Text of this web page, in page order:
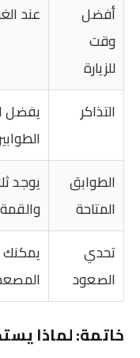
أفضل
وقت
للزيارة
عند
التذاكر
يفضل
الطوابق
المتاحة
يوجد
تحدي
الصعود
يمكنك
خاتمة: لماذا